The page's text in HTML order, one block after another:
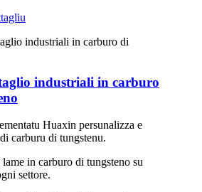
industriali in carburo
Huaxin persunalizza e
carburu di tungstenu.
in carburo di tungsteno su
settore.